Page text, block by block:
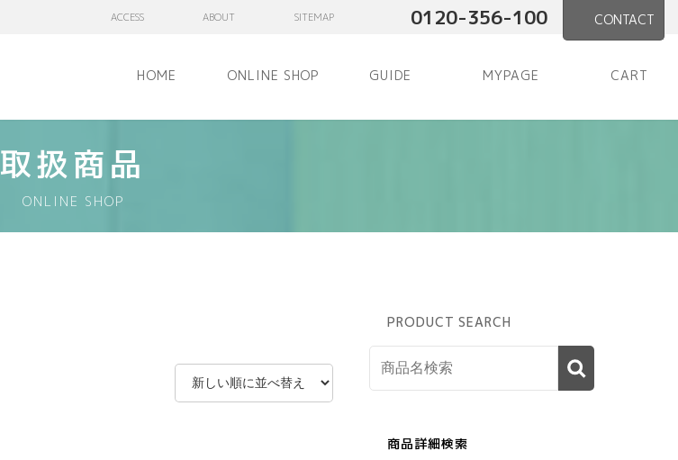
ACCESS ABOUT SITEMAP 0120-356-100 CONTACT
HOME ONLINE SHOP GUIDE MYPAGE CART
取扱商品
ONLINE SHOP
PRODUCT SEARCH
商品詳細検索